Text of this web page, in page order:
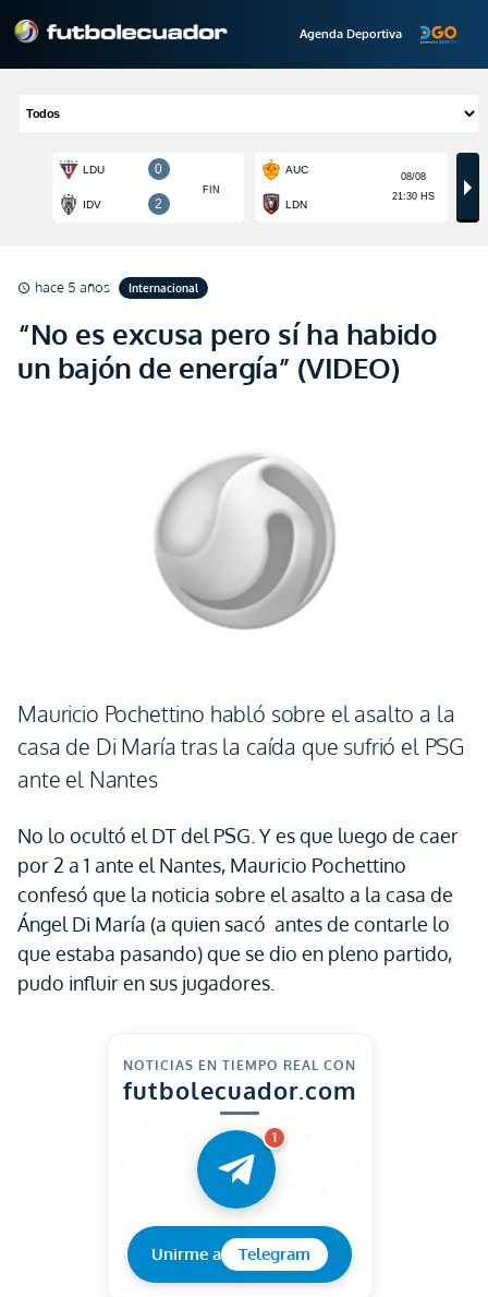
Agenda Deportiva
schedule hace 5 años Internacional
“No es excusa pero sí ha habido
un bajón de energía” (VIDEO)
Mauricio Pochettino habló sobre el asalto a la
casa de Di María tras la caída que sufrió el PSG
ante el Nantes
No lo ocultó el DT del PSG. Y es que luego de caer
por 2 a 1 ante el Nantes, Mauricio Pochettino
confesó que la noticia sobre el asalto a la casa de
Ángel Di María (a quien sacó antes de contarle lo
que estaba pasando) que se dio en pleno partido,
pudo influir en sus jugadores.
NOTICIAS EN TIEMPO REAL CON
futbolecuador.com
1
Unirme a Telegram